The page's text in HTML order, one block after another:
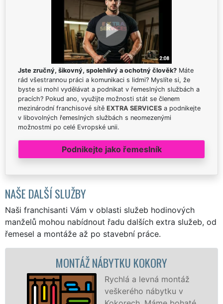
Jste zručný, šikovný, spolehlivý a ochotný člověk? Máte
rád všestrannou práci a komunikaci s lidmi? Myslíte si, že
byste si mohl vydělávat a podnikat v řemeslných službách a
pracích? Pokud ano, využijte možnosti stát se členem
mezinárodní franchisové sítě EXTRA SERVICES a podnikejte
v libovolných řemeslných službách s neomezenými
možnostmi po celé Evropské unii.
Podnikejte jako řemeslník
NAŠE DALŠÍ SLUŽBY
Naši franchisanti Vám v oblasti služeb hodinových
manželů mohou nabídnout řadu dalších extra služeb, od
řemesel a montáže až po stavební práce.
a levná montáž
nábytku v
MONTÁŽ